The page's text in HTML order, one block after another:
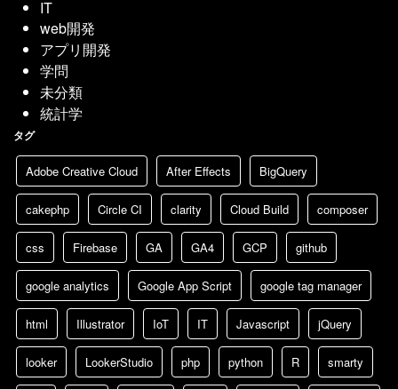
IT
web開発
アプリ開発
学問
未分類
統計学
タグ
Adobe Creative Cloud After Effects BigQuery
cakephp Circle CI clarity Cloud Build composer
css Firebase GA GA4 GCP github
google analytics Google App Script google tag manager
html Illustrator IoT IT Javascript jQuery
looker LookerStudio php python R smarty